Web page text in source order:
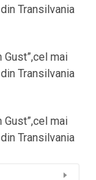
Transilvania
mai
Transilvania
mai
Transilvania